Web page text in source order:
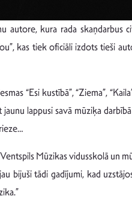
kura rada skaņdarbus
kas tiek oficiāli izdots tieši
“Esi kustībā”, “Ziema”,
lappusi savā mūziķa
Mūzikas vidusskolā un
bijuši tādi gadījumi, kad